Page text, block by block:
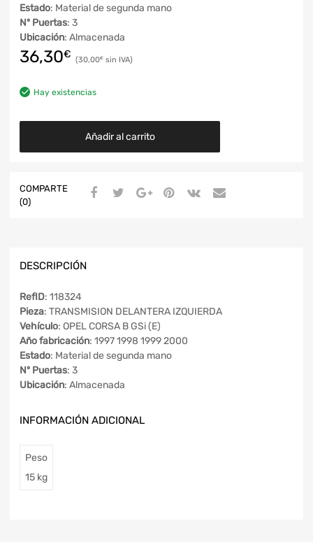
Estado: Material de segunda mano
Nº Puertas: 3
Ubicación: Almacenada
36,30€ 30,00€
Hay existencias
Añadir al carrito
COMPARTE
(0)
DESCRIPCIÓN
RefID: 118324
Pieza: TRANSMISION DELANTERA IZQUIERDA
Vehículo: OPEL CORSA B GSi (E)
Año fabricación: 1997 1998 1999 2000
Estado: Material de segunda mano
Nº Puertas: 3
Ubicación: Almacenada
INFORMACIÓN ADICIONAL
Peso
15 kg